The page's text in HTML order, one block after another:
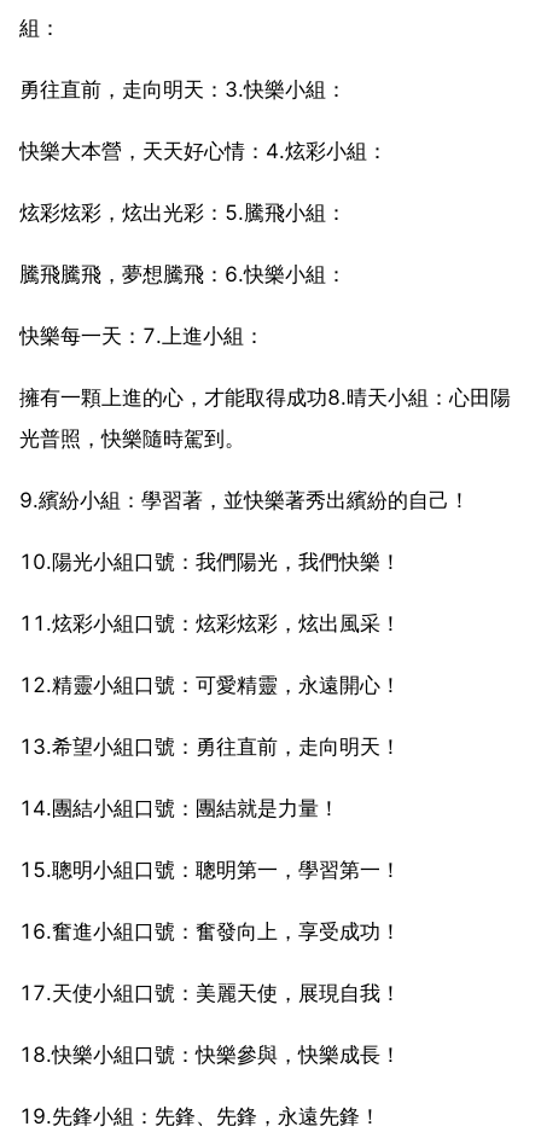
組：
勇往直前，走向明天：3.快樂小組：
快樂大本營，天天好心情：4.炫彩小組：
炫彩炫彩，炫出光彩：5.騰飛小組：
騰飛騰飛，夢想騰飛：6.快樂小組：
快樂每一天：7.上進小組：
擁有一顆上進的心，才能取得成功8.晴天小組：心田陽
光普照，快樂隨時駕到。
9.繽紛小組：學習著，並快樂著秀出繽紛的自己！
10.陽光小組口號：我們陽光，我們快樂！
11.炫彩小組口號：炫彩炫彩，炫出風采！
12.精靈小組口號：可愛精靈，永遠開心！
13.希望小組口號：勇往直前，走向明天！
14.團結小組口號：團結就是力量！
15.聰明小組口號：聰明第一，學習第一！
16.奮進小組口號：奮發向上，享受成功！
17.天使小組口號：美麗天使，展現自我！
18.快樂小組口號：快樂參與，快樂成長！
19.先鋒小組：先鋒、先鋒，永遠先鋒！